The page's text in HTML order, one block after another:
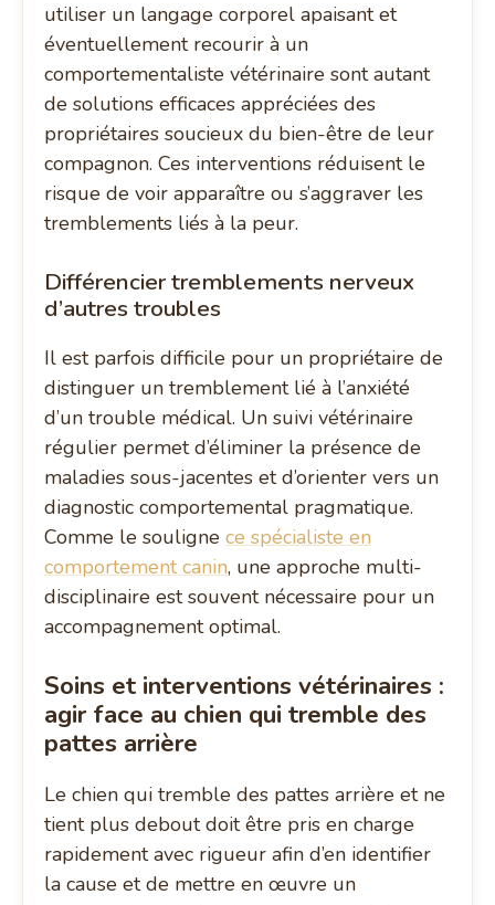
utiliser un langage corporel apaisant et
éventuellement recourir à un
comportementaliste vétérinaire sont autant
de solutions efficaces appréciées des
propriétaires soucieux du bien-être de leur
compagnon. Ces interventions réduisent le
risque de voir apparaître ou s’aggraver les
tremblements liés à la peur.
Différencier tremblements nerveux
d’autres troubles
Il est parfois difficile pour un propriétaire de
distinguer un tremblement lié à l’anxiété
d’un trouble médical. Un suivi vétérinaire
régulier permet d’éliminer la présence de
maladies sous-jacentes et d’orienter vers un
diagnostic comportemental pragmatique.
Comme le soulignece spécialiste en
comportement canin, une approche multi-
disciplinaire est souvent nécessaire pour un
accompagnement optimal.
Soins et interventions vétérinaires :
agir face au chien qui tremble des
pattes arrière
Le chien qui tremble des pattes arrière et ne
tient plus debout doit être pris en charge
rapidement avec rigueur afin d’en identifier
la cause et de mettre en œuvre un